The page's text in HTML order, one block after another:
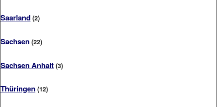
Saarland (2)
Sachsen (22)
Sachsen Anhalt (3)
Thüringen (12)